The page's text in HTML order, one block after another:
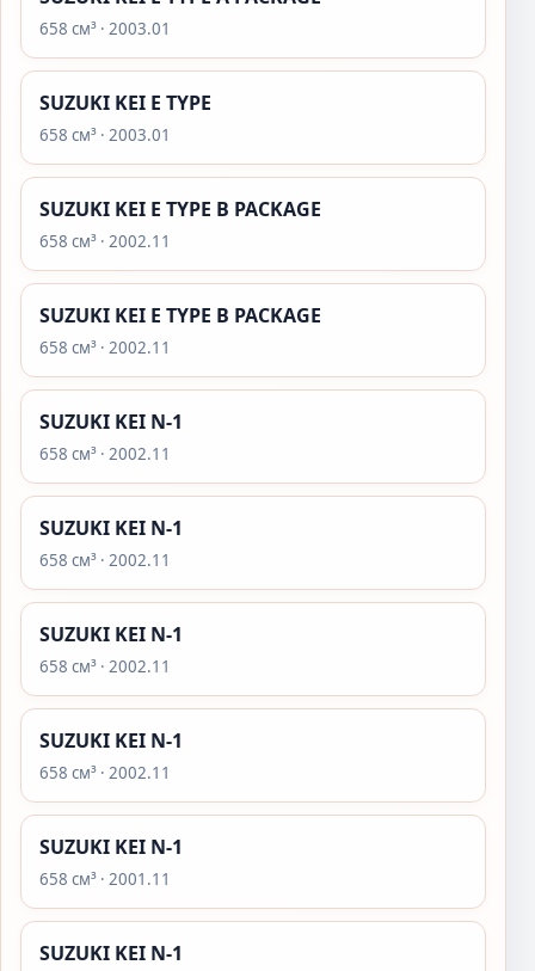
658 см³ · 2003.01
SUZUKI KEI E TYPE
658 см³ · 2003.01
SUZUKI KEI E TYPE B PACKAGE
658 см³ · 2002.11
SUZUKI KEI E TYPE B PACKAGE
658 см³ · 2002.11
SUZUKI KEI N-1
658 см³ · 2002.11
SUZUKI KEI N-1
658 см³ · 2002.11
SUZUKI KEI N-1
658 см³ · 2002.11
SUZUKI KEI N-1
658 см³ · 2002.11
SUZUKI KEI N-1
658 см³ · 2001.11
SUZUKI KEI N-1